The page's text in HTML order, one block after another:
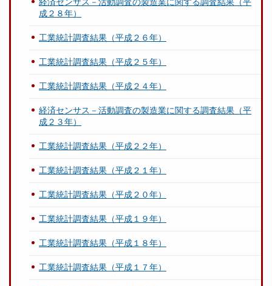
成２８年）
工業統計調査結果（平成２６年）
工業統計調査結果（平成２５年）
工業統計調査結果（平成２４年）
経済センサス－活動調査の製造業に関する調査結果（平
成２３年）
工業統計調査結果（平成２２年）
工業統計調査結果（平成２１年）
工業統計調査結果（平成２０年）
工業統計調査結果（平成１９年）
工業統計調査結果（平成１８年）
工業統計調査結果（平成１７年）